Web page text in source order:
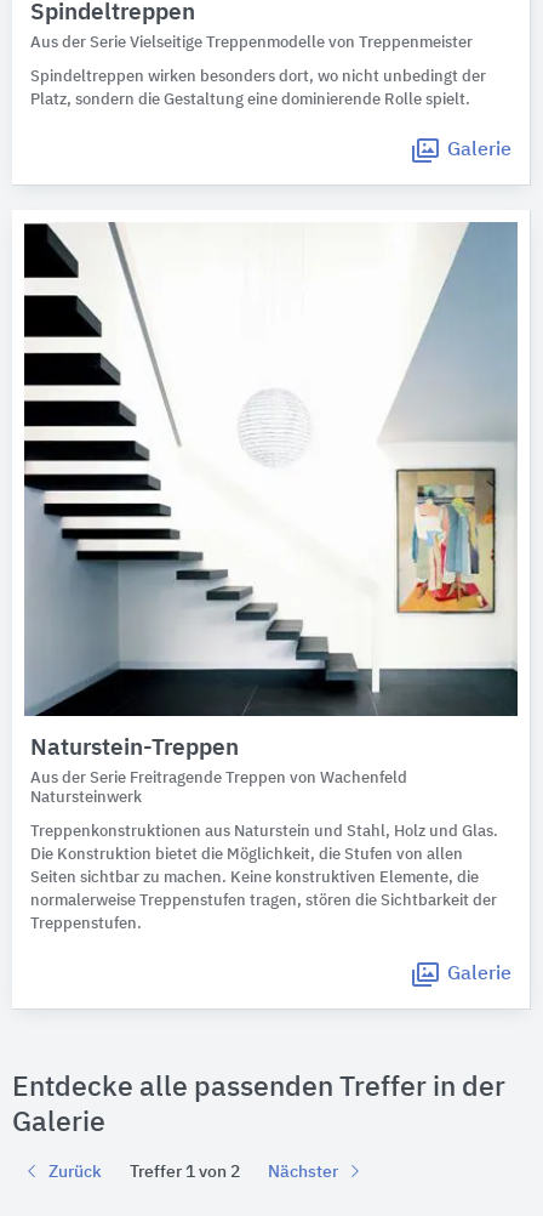
Spindeltreppen
Aus der Serie Vielseitige Treppenmodelle von Treppenmeister
Spindeltreppen wirken besonders dort, wo nicht unbedingt der
Platz, sondern die Gestaltung eine dominierende Rolle spielt.
Galerie
Naturstein-Treppen
Aus der Serie Freitragende Treppen von Wachenfeld
Natursteinwerk
Treppenkonstruktionen aus Naturstein und Stahl, Holz und Glas.
Die Konstruktion bietet die Möglichkeit, die Stufen von allen
Seiten sichtbar zu machen. Keine konstruktiven Elemente, die
normalerweise Treppenstufen tragen, stören die Sichtbarkeit der
Treppenstufen.
Galerie
Entdecke alle passenden Treffer in der
Galerie
Zurück Treffer 1 von 2 Nächster